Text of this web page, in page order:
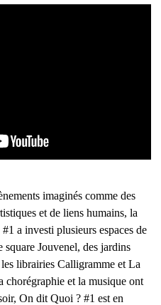
imaginés comme des
et de liens humains, la
a investi plusieurs espaces de
square Jouvenel, des jardins
librairies Calligramme et La
chorégraphie et la musique ont
On dit Quoi ? #1 est en